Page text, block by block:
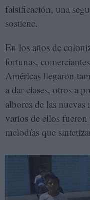
falsificación, una
sostiene.
En los años de
fortunas,
Américas llegaron
a dar clases, otros a
albores de las
varios de ellos
melodías que